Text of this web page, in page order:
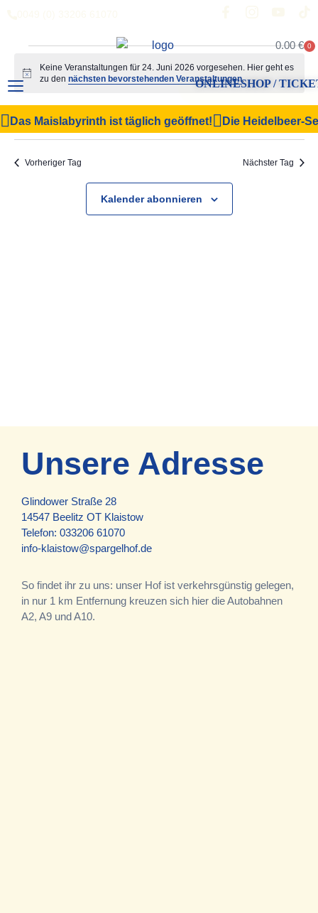
0.00€ 0
ONLINESHOP /
Das Maislabyrinth ist täglich geöffnet! Die Heidelbeer-
Hinweis
Keine Veranstaltungen für 24. Juni 2026 vorgesehen. Hier geht es
zu den nächsten bevorstehenden Veranstaltungen.
Suche
und
Ansichten,
Navigation
Suche
Tag
24.06.2026
Datum
wählen.
Vorheriger Tag Nächster Tag
Kalender abonnieren
Unsere Adresse
Glindower Straße 28
14547 Beelitz OT Klaistow
Telefon: 033206 61070
info-klaistow@spargelhof.de
So findet ihr zu uns: unser Hof ist verkehrsgünstig gelegen,
in nur 1 km Entfernung kreuzen sich hier die Autobahnen
A2, A9 und A10.